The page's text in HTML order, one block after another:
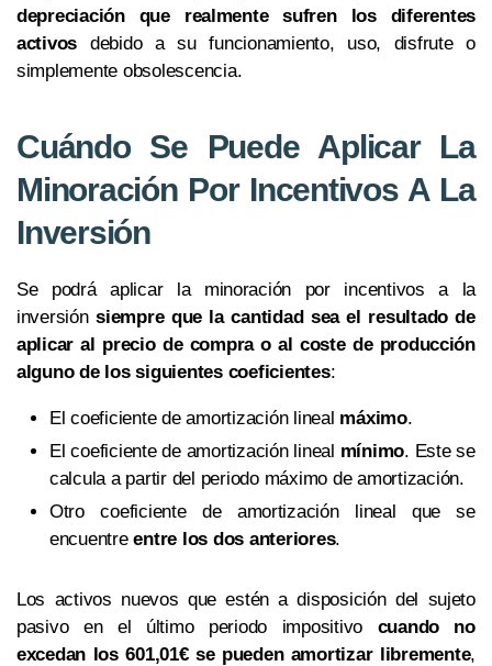
depreciación que realmente sufren los diferentes
activos debido a su funcionamiento, uso, disfrute o
simplemente obsolescencia.
Cuándo Se Puede Aplicar La
Minoración Por Incentivos A La
Inversión
Se podrá aplicar la minoración por incentivos a la
inversiónsiempre que la cantidad sea el resultado de
aplicar al precio de compra o al coste de producción
alguno de los siguientes coeficientes:
El coeficiente de amortización lineal máximo.
El coeficiente de amortización lineal mínimo. Este se
calcula a partir del periodo máximo de amortización.
Otro coeficiente de amortización lineal que se
encuentreentre los dos anteriores.
Los activos nuevos que estén a disposición del sujeto
pasivo en el último periodo impositivo cuando no
excedan los 601,01€ se pueden amortizar libremente,